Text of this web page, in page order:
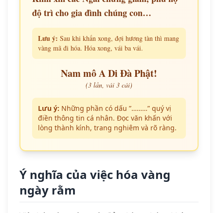
độ trì cho gia đình chúng con…
Lưu ý: Sau khi khấn xong, đợi hương tàn thì mang
vàng mã đi hóa. Hóa xong, vái ba vái.
Nam mô A Di Đà Phật!
(3 lần, vái 3 cái)
Lưu ý: Những phần có dấu ”………” quý vị
điền thông tin cá nhân. Đọc văn khấn với
lòng thành kính, trang nghiêm và rõ ràng.
Ý nghĩa của việc hóa vàng
ngày rằm